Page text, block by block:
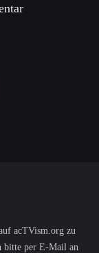
acTVism.org zu
bitte per E-Mail an